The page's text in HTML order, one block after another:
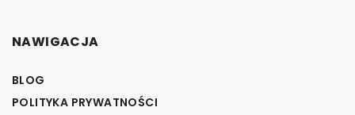
NAWIGACJA
BLOG
POLITYKA PRYWATNOŚCI